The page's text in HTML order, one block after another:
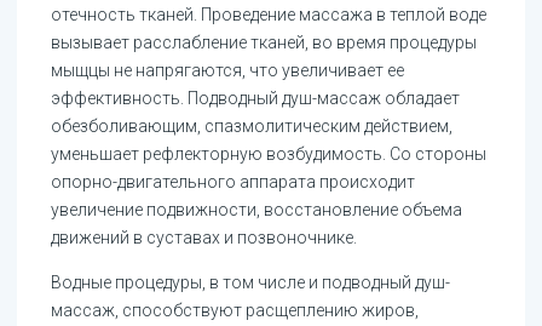
отечность тканей. Проведение массажа в теплой воде
вызывает расслабление тканей, во время процедуры
мыщцы не напрягаются, что увеличивает ее
эффективность. Подводный душ-массаж обладает
обезболивающим, спазмолитическим действием,
уменьшает рефлекторную возбудимость. Со стороны
опорно-двигательного аппарата происходит
увеличение подвижности, восстановление объема
движений в суставах и позвоночнике.
Водные процедуры, в том числе и подводный душ-
массаж, способствуют расщеплению жиров,